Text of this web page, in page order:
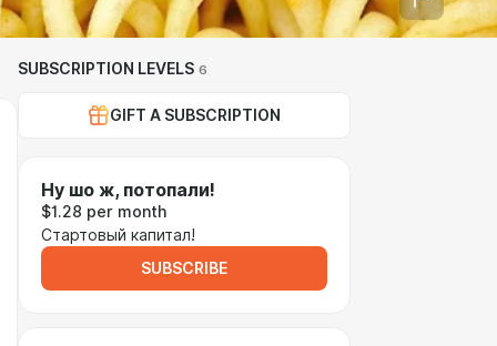
SUBSCRIPTION LEVELS 6
GIFT A SUBSCRIPTION
Ну шо ж, потопали!
$1.28 per month
Стартовый капитал!
SUBSCRIBE